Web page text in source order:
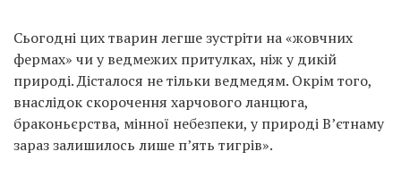
Сьогодні цих тварин легше зустріти на «жовчних
фермах» чи у ведмежих притулках, ніж у дикій
природі. Дісталося не тільки ведмедям. Окрім того,
внаслідок скорочення харчового ланцюга,
браконьєрства, мінної небезпеки, у природі В’єтнаму
зараз залишилось лише п’ять тигрів».